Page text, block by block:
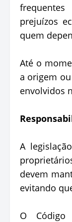
prejuízos
quem
Até o
a origem
envolvidos
A
devem
evitando
O